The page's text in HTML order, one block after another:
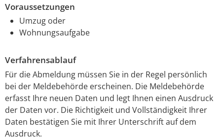
Voraussetzungen
Umzug oder
Wohnungsaufgabe
Verfahrensablauf
Für die Abmeldung müssen Sie in der Regel persönlich
bei der Meldebehörde erscheinen. Die Meldebehörde
erfasst Ihre neuen Daten und legt Ihnen einen Ausdruck
der Daten vor. Die Richtigkeit und Vollständigkeit Ihrer
Daten bestätigen Sie mit Ihrer Unterschrift auf dem
Ausdruck.